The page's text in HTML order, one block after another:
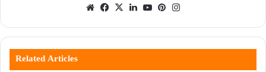
Related Articles